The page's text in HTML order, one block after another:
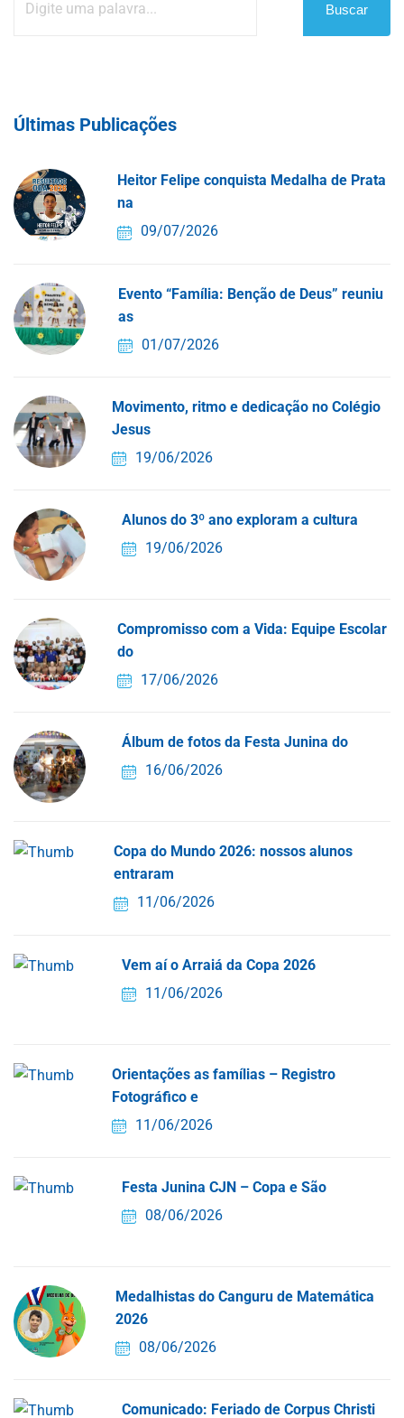
Buscar
Últimas Publicações
Heitor Felipe conquista Medalha de Prata
na
09/07/2026
Evento “Família: Benção de Deus” reuniu
as
01/07/2026
Movimento, ritmo e dedicação no Colégio
Jesus
19/06/2026
Alunos do 3º ano exploram a cultura
19/06/2026
Compromisso com a Vida: Equipe Escolar
do
17/06/2026
Álbum de fotos da Festa Junina do
16/06/2026
Copa do Mundo 2026: nossos alunos
entraram
11/06/2026
Vem aí o Arraiá da Copa 2026
11/06/2026
Orientações as famílias – Registro
Fotográfico e
11/06/2026
Festa Junina CJN – Copa e São
08/06/2026
Medalhistas do Canguru de Matemática
2026
08/06/2026
Comunicado: Feriado de Corpus Christi